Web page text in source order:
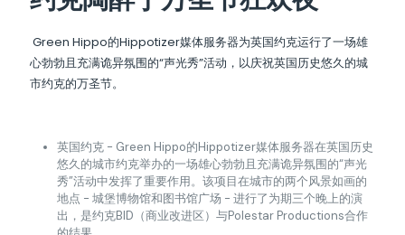
Green Hippo的Hippotizer媒体服务器为英国约克运行了一场雄
心勃勃且充满诡异氛围的“声光秀”活动，以庆祝英国历史悠久的城
市约克的万圣节。
英国约克 - Green Hippo的Hippotizer媒体服务器在英国历史
悠久的城市约克举办的一场雄心勃勃且充满诡异氛围的“声光
秀”活动中发挥了重要作用。该项目在城市的两个风景如画的
地点 - 城堡博物馆和图书馆广场 - 进行了为期三个晚上的演
出，是约克BID（商业改进区）与Polestar Productions合作